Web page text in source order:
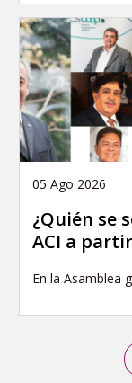
05 Ago 2026
¿Quién se
ACI a
En la Asamblea